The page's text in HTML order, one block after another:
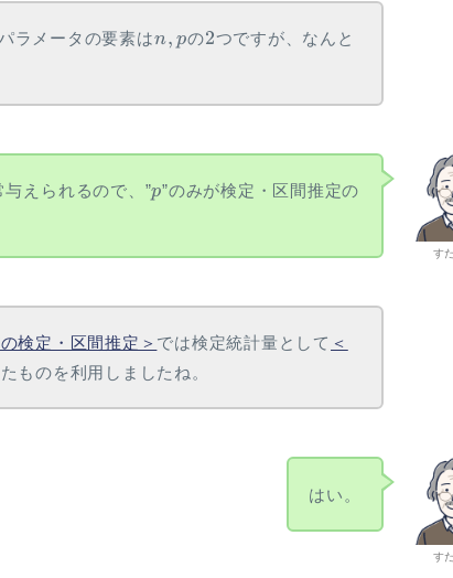
ラメータの要素はn,
n, pの2
2つですが、なんと
す
与えられるので、”p
p”のみが検定・区間推定の
検定・区間推定＞ では検定統計量として ＜
ものを利用しましたね。
す
はい。